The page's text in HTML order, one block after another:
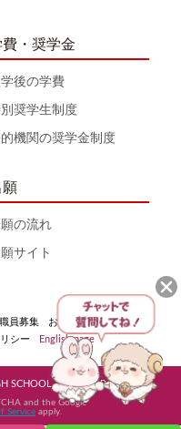
費・奨学金
学後の学費
奨学生制度
機関の奨学金制度
願
の流れ
サイト
職員募集
お問い合わせ
シー English page
SCHOOL All Rights Reserved
and the Google
Service apply.